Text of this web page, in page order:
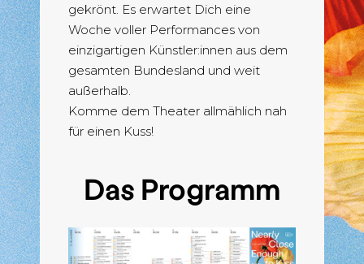
gekrönt. Es erwartet Dich eine
Woche voller Performances von
einzigartigen Künstler:innen aus dem
gesamten Bundesland und weit
außerhalb.
Komme dem Theater allmählich nah
für einen Kuss!
Das Programm